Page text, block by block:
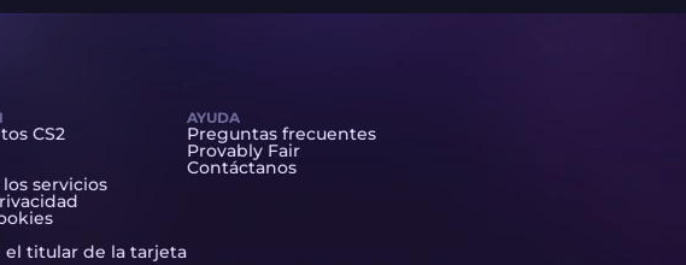
CS2
servicios
el titular de la tarjeta
AYUDA
Preguntas frecuentes
Provably Fair
Contáctanos